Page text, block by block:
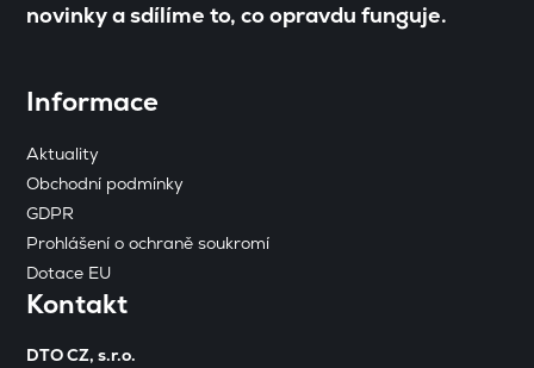
novinky a sdílíme to, co opravdu funguje.
Informace
Aktuality
Obchodní podmínky
GDPR
Prohlášení o ochraně soukromí
Dotace EU
Kontakt
DTO CZ, s.r.o.